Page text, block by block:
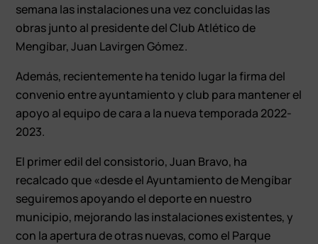
semana las instalaciones una vez concluidas las
obras junto al presidente del Club Atlético de
Mengíbar, Juan Lavirgen Gómez.
Además, recientemente ha tenido lugar la firma del
convenio entre ayuntamiento y club para mantener el
apoyo al equipo de cara a la nueva temporada 2022-
2023.
El primer edil del consistorio, Juan Bravo, ha
recalcado que «desde el Ayuntamiento de Mengíbar
seguiremos apoyando el deporte en nuestro
municipio, mejorando las instalaciones existentes, y
con la apertura de otras nuevas, como el Parque